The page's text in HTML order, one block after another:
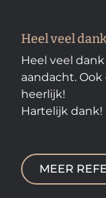
Heel veel
Heel veel
aandacht.
heerlijk!
Hartelijk dank!
MEER